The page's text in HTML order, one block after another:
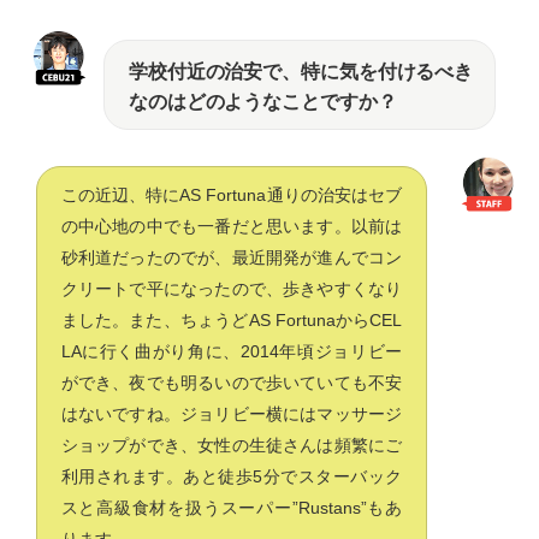
学校付近の治安で、特に気を付けるべき
なのはどのようなことですか？
この近辺、特にAS Fortuna通りの治安はセブ
の中心地の中でも一番だと思います。以前は
砂利道だったのでが、最近開発が進んでコン
クリートで平になったので、歩きやすくなり
ました。また、ちょうどAS FortunaからCEL
LAに行く曲がり角に、2014年頃ジョリビー
ができ、夜でも明るいので歩いていても不安
はないですね。ジョリビー横にはマッサージ
ショップができ、女性の生徒さんは頻繁にご
利用されます。あと徒歩5分でスターバック
スと高級食材を扱うスーパー”Rustans”もあ